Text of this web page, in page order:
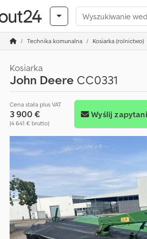
Technika komunalna Kosiarka (rolnictwo)
Kosiarka
John Deere CC0331
Cena stała plus VAT
3 900 €
(4 641 € brutto)
Wyślij